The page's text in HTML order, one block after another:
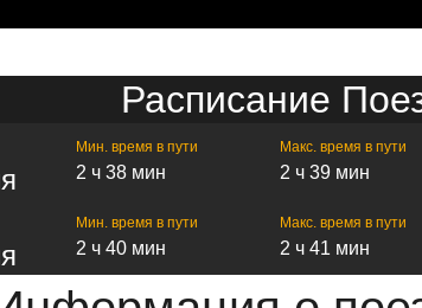
Расписание
Мин. время в пути
2 ч 38 мин
Макс. время в пути
2 ч 39 мин
Мин. время в пути
2 ч 40 мин
Макс. время в пути
2 ч 41 мин